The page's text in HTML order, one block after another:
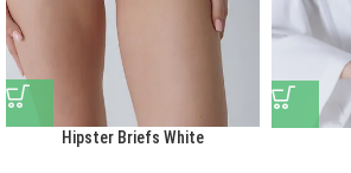
Hipster Briefs White